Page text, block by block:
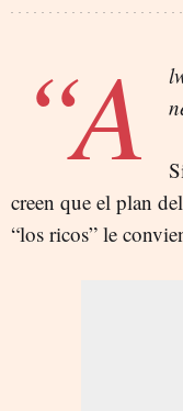
“A
creen que el plan
“los ricos” le